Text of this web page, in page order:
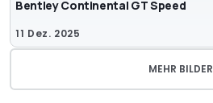
Bentley Continental GT Speed
11 Dez. 2025
MEHR BILDER